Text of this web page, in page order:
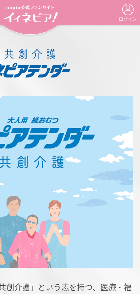
ログイン
創介護」という志を持つ、医療・福